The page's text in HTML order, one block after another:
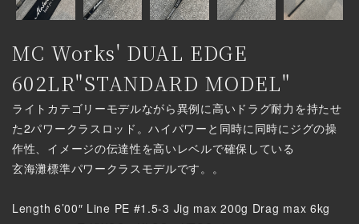
MC Works' DUAL EDGE
602LR"STANDARD MODEL"
ライトカテゴリーモデルながら異例に高いドラグ耐力を持たせ
た2パワークラスロッド。ハイパワーと同時に同時にジグの操
作性、イメージの伝達性を高いレベルで確保している
玄海灘標準パワークラスモデルです。。
Length 6’00″ Line PE #1.5-3 Jig max 200g Drag max 6kg